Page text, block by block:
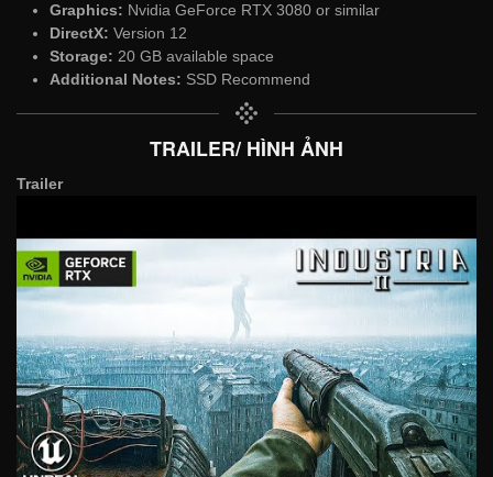
Graphics: Nvidia GeForce RTX 3080 or similar
DirectX: Version 12
Storage: 20 GB available space
Additional Notes: SSD Recommend
TRAILER/ HÌNH ẢNH
Trailer